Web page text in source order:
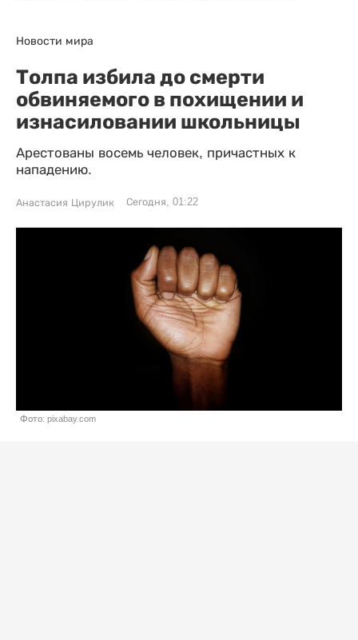
Новости мира
Толпа избила до смерти
обвиняемого в похищении и
изнасиловании школьницы
Арестованы восемь человек, причастных к
нападению.
Анастасия Цирулик Сегодня, 01:22
Фото: pixabay.com